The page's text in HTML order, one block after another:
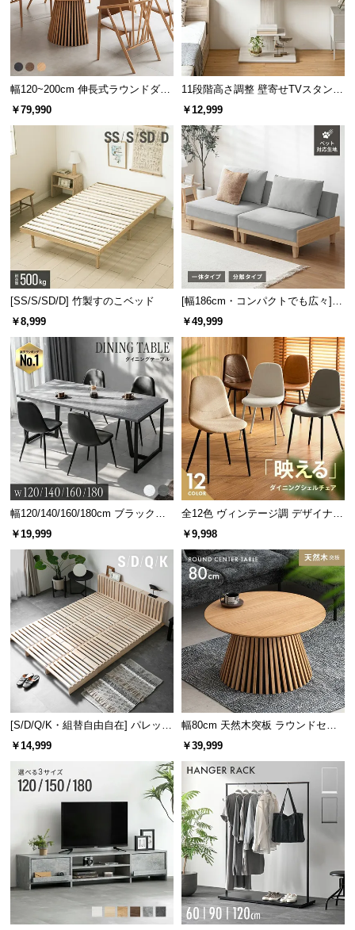
傷や水に強いメラミンシート
天板には耐水性や耐熱性、耐摩耗性に優れたメラミ
ンシートを使用しています。
サッと拭くだけ簡単お手入れ
優れた耐水性で、水を零してしまった場合もサッと
乾拭きするだけでOK。日々のお手入れも簡単です。
安心して使える耐久性
幅120~200cm 伸長式ラウンドダイ
ニングテーブル 6人掛け 天然木突
板 美しい格子デザイン
￥79,990
11段階高さ調整 壁寄せTVスタンド
キャスター付き 上下左右角度調節
￥12,999
[SS/S/SD/D] 竹製すのこベッド
￥8,999
[幅186cm・コンパクトでも広々] 3
人掛けソファベッド リクライニン
￥49,999
幅120/140/160/180cm ブラックフ
レーム ダイニング 大理石調 4人掛
￥19,999
全12色 ヴィンテージ調 デザイナー
ズシェルチェア
￥9,998
[S/D/Q/K・組替自由自在] パレット
ベッド 8/12/16枚セット
￥14,999
幅80cm 天然木突板 ラウンドセン
ターテーブル 美しい格子デザイン
￥39,999